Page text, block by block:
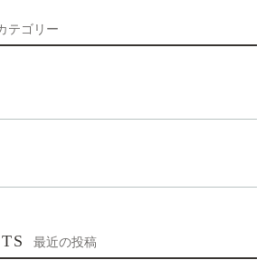
テゴリー
最近の投稿